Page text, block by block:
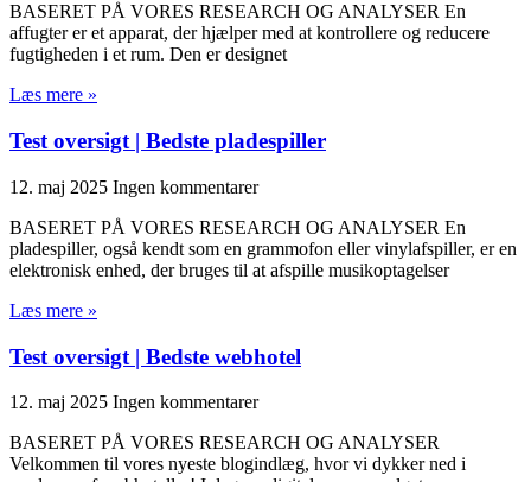
BASERET PÅ VORES RESEARCH OG ANALYSER En
affugter er et apparat, der hjælper med at kontrollere og reducere
fugtigheden i et rum. Den er designet
Læs mere »
Test oversigt | Bedste pladespiller
12. maj 2025 Ingen kommentarer
BASERET PÅ VORES RESEARCH OG ANALYSER En
pladespiller, også kendt som en grammofon eller vinylafspiller, er en
elektronisk enhed, der bruges til at afspille musikoptagelser
Læs mere »
Test oversigt | Bedste webhotel
12. maj 2025 Ingen kommentarer
BASERET PÅ VORES RESEARCH OG ANALYSER
Velkommen til vores nyeste blogindlæg, hvor vi dykker ned i